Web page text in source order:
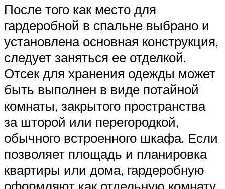
После того как место для
гардеробной в спальне выбрано и
установлена основная конструкция,
следует заняться ее отделкой.
Отсек для хранения одежды может
быть выполнен в виде потайной
комнаты, закрытого пространства
за шторой или перегородкой,
обычного встроенного шкафа. Если
позволяет площадь и планировка
квартиры или дома, гардеробную
оформляют как отдельную комнату.